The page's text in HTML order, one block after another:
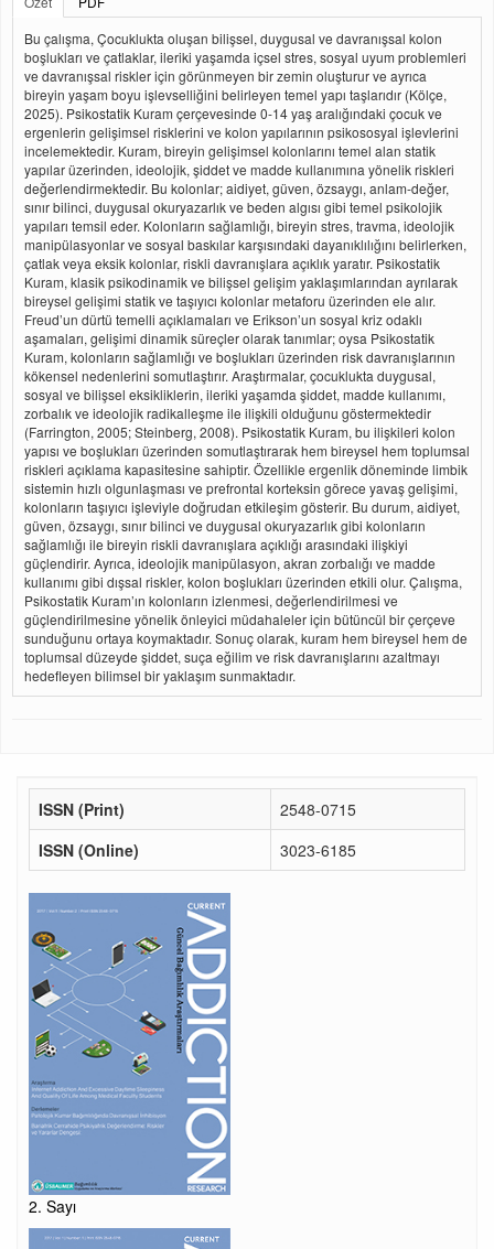
Bu çalışma, Çocuklukta oluşan bilişsel, duygusal ve davranışsal kolon
boşlukları ve çatlaklar, ileriki yaşamda içsel stres, sosyal uyum problemleri
ve davranışsal riskler için görünmeyen bir zemin oluşturur ve ayrıca
bireyin yaşam boyu işlevselliğini belirleyen temel yapı taşlarıdır (Kölçe,
2025). Psikostatik Kuram çerçevesinde 0-14 yaş aralığındaki çocuk ve
ergenlerin gelişimsel risklerini ve kolon yapılarının psikososyal işlevlerini
incelemektedir. Kuram, bireyin gelişimsel kolonlarını temel alan statik
yapılar üzerinden, ideolojik, şiddet ve madde kullanımına yönelik riskleri
değerlendirmektedir. Bu kolonlar; aidiyet, güven, özsaygı, anlam-değer,
sınır bilinci, duygusal okuryazarlık ve beden algısı gibi temel psikolojik
yapıları temsil eder. Kolonların sağlamlığı, bireyin stres, travma, ideolojik
manipülasyonlar ve sosyal baskılar karşısındaki dayanıklılığını belirlerken,
çatlak veya eksik kolonlar, riskli davranışlara açıklık yaratır. Psikostatik
Kuram, klasik psikodinamik ve bilişsel gelişim yaklaşımlarından ayrılarak
bireysel gelişimi statik ve taşıyıcı kolonlar metaforu üzerinden ele alır.
Freud’un dürtü temelli açıklamaları ve Erikson’un sosyal kriz odaklı
aşamaları, gelişimi dinamik süreçler olarak tanımlar; oysa Psikostatik
Kuram, kolonların sağlamlığı ve boşlukları üzerinden risk davranışlarının
kökensel nedenlerini somutlaştırır. Araştırmalar, çocuklukta duygusal,
sosyal ve bilişsel eksikliklerin, ileriki yaşamda şiddet, madde kullanımı,
zorbalık ve ideolojik radikalleşme ile ilişkili olduğunu göstermektedir
(Farrington, 2005; Steinberg, 2008). Psikostatik Kuram, bu ilişkileri kolon
yapısı ve boşlukları üzerinden somutlaştırarak hem bireysel hem toplumsal
riskleri açıklama kapasitesine sahiptir. Özellikle ergenlik döneminde limbik
sistemin hızlı olgunlaşması ve prefrontal korteksin görece yavaş gelişimi,
kolonların taşıyıcı işleviyle doğrudan etkileşim gösterir. Bu durum, aidiyet,
güven, özsaygı, sınır bilinci ve duygusal okuryazarlık gibi kolonların
sağlamlığı ile bireyin riskli davranışlara açıklığı arasındaki ilişkiyi
güçlendirir. Ayrıca, ideolojik manipülasyon, akran zorbalığı ve madde
kullanımı gibi dışsal riskler, kolon boşlukları üzerinden etkili olur. Çalışma,
Psikostatik Kuram’ın kolonların izlenmesi, değerlendirilmesi ve
güçlendirilmesine yönelik önleyici müdahaleler için bütüncül bir çerçeve
sunduğunu ortaya koymaktadır. Sonuç olarak, kuram hem bireysel hem de
toplumsal düzeyde şiddet, suça eğilim ve risk davranışlarını azaltmayı
hedefleyen bilimsel bir yaklaşım sunmaktadır.
ISSN (Print)
2548-0715
ISSN (Online)
3023-6185
2. Sayı